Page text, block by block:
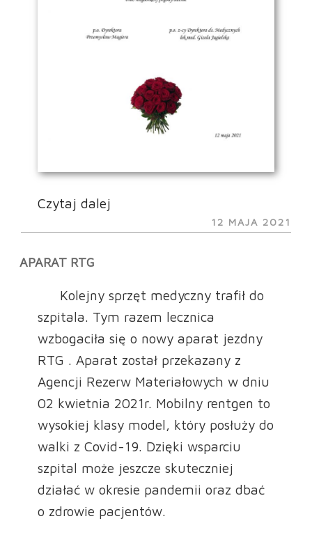
Czytaj dalej
Położnej
życzenia
podziękowania”
OPUBLIKOWANE
12 MAJA 2021
APARAT RTG
Kolejny sprzęt medyczny trafił do
szpitala. Tym razem lecznica
wzbogaciła się o nowy aparat jezdny
RTG . Aparat został przekazany z
Agencji Rezerw Materiałowych w dniu
02 kwietnia 2021r. Mobilny rentgen to
wysokiej klasy model, który posłuży do
walki z Covid-19. Dzięki wsparciu
szpital może jeszcze skuteczniej
działać w okresie pandemii oraz dbać
o zdrowie pacjentów.